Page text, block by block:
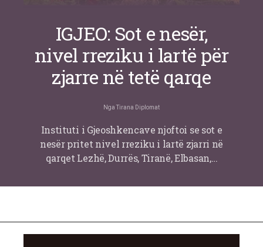
IGJEO: Sot e nesër,
nivel rreziku i lartë për
zjarre në tetë qarqe
Nga Tirana Diplomat
Instituti i Gjeoshkencave njoftoi se sot e
nesër pritet nivel rreziku i lartë zjarri në
qarqet Lezhë, Durrës, Tiranë, Elbasan,…